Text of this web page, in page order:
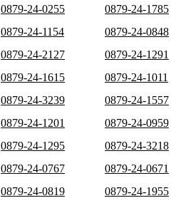
0879-24-0255 0879-24-1785
0879-24-1154
0879-24-0848
0879-24-2127
0879-24-1291
0879-24-1615
0879-24-1011
0879-24-3239
0879-24-1557
0879-24-1201
0879-24-0959
0879-24-1295
0879-24-3218
0879-24-0767
0879-24-0671
0879-24-0819
0879-24-1955